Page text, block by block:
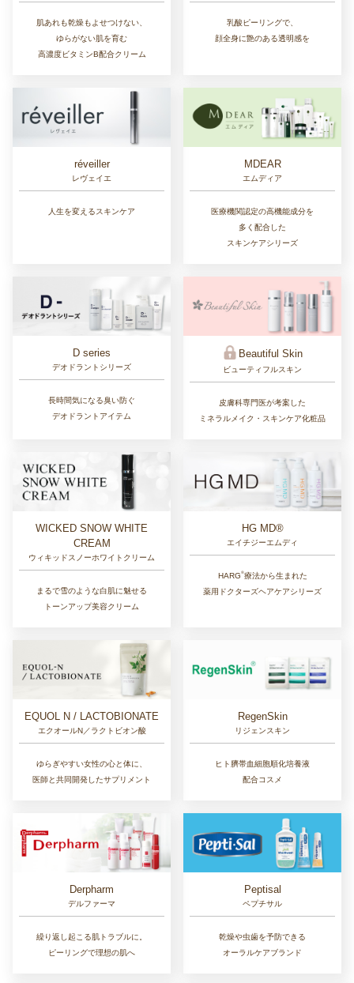
肌あれも乾燥もよせつけない、
ゆらがない肌を育む
高濃度ビタミンB配合クリーム
乳酸ピーリングで、
顔全身に艶のある透明感を
réveiller
レヴェイエ
人生を変えるスキンケア
MDEAR
エムディア
医療機関認定の高機能成分を
多く配合した
スキンケアシリーズ
D series
デオドラントシリーズ
長時間気になる臭い防ぐ
デオドラントアイテム
Beautiful Skin
ビューティフルスキン
皮膚科専門医が考案した
ミネラルメイク・スキンケア化粧品
WICKED SNOW WHITE
CREAM
ウィキッドスノーホワイトクリーム
まるで雪のような白肌に魅せる
トーンアップ美容クリーム
HG MD®
エイチジーエムディ
HARG®︎療法から生まれた
薬用ドクターズヘアケアシリーズ
EQUOL N / LACTOBIONATE
エクオールN／ラクトビオン酸
ゆらぎやすい女性の心と体に、
医師と共同開発したサプリメント
RegenSkin
リジェンスキン
ヒト臍帯血細胞順化培養液
配合コスメ
Derpharm
デルファーマ
繰り返し起こる肌トラブルに。
ピーリングで理想の肌へ
Peptisal
ペプチサル
乾燥や虫歯を予防できる
オーラルケアブランド